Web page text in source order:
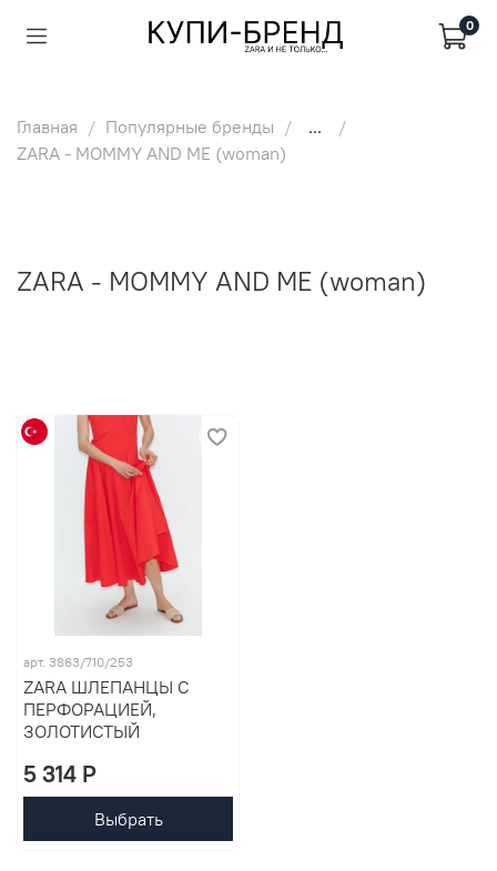
0
Главная Популярные бренды
...
ZARA - MOMMY AND ME (woman)
ZARA - MOMMY AND ME (woman)
арт. 3863/710/253
ZARA ШЛЕПАНЦЫ С
ПЕРФОРАЦИЕЙ,
ЗОЛОТИСТЫЙ
5 314 P
Выбрать